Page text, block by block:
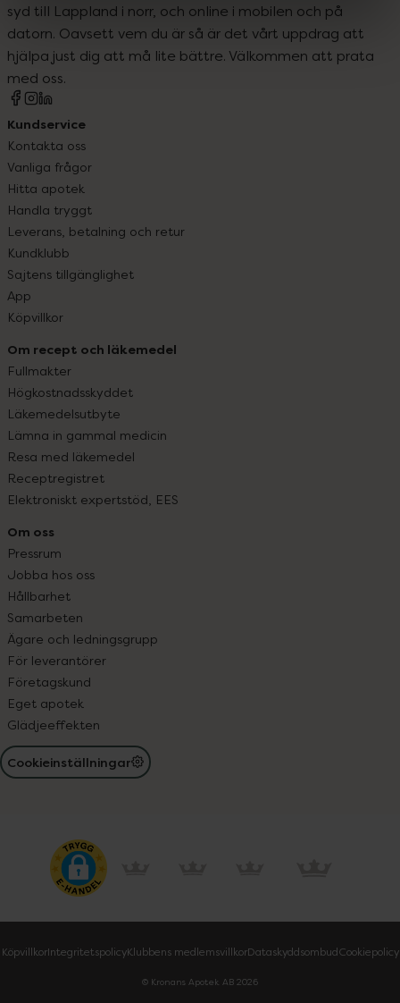
syd till Lappland i norr, och online i mobilen och på
datorn. Oavsett vem du är så är det vårt uppdrag att
hjälpa just dig att må lite bättre. Välkommen att prata
med oss.
Kundservice
Kontakta oss
Vanliga frågor
Hitta apotek
Handla tryggt
Leverans, betalning och retur
Kundklubb
Sajtens tillgänglighet
App
Köpvillkor
Om recept och läkemedel
Fullmakter
Högkostnadsskyddet
Läkemedelsutbyte
Lämna in gammal medicin
Resa med läkemedel
Receptregistret
Elektroniskt expertstöd, EES
Om oss
Pressrum
Jobba hos oss
Hållbarhet
Samarbeten
Ägare och ledningsgrupp
För leverantörer
Företagskund
Eget apotek
Glädjeeffekten
Cookieinställningar
KöpvillkorIntegritetspolicyKlubbens medlemsvillkorDataskyddsombudCookiepolicy
© Kronans Apotek AB 2026